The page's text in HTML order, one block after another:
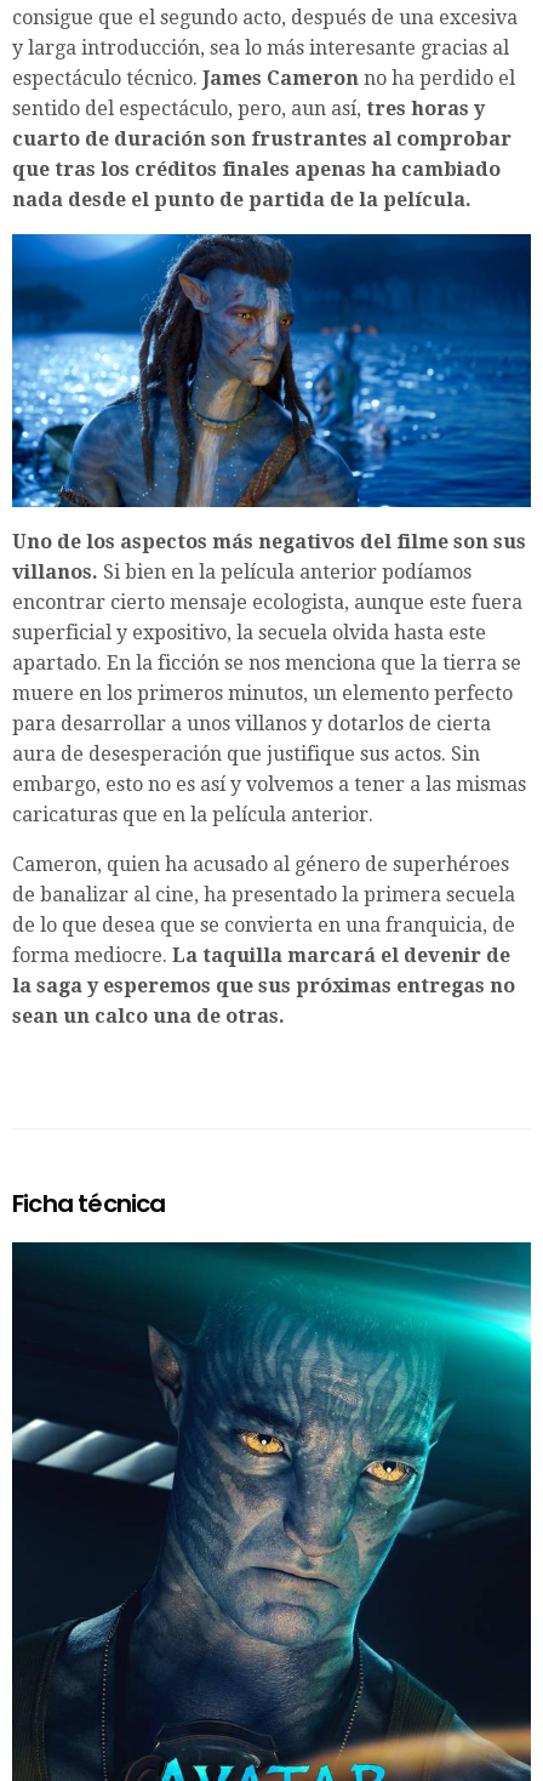
consigue que el segundo acto, después de una excesiva
y larga introducción, sea lo más interesante gracias al
espectáculo técnico. James Cameron no ha perdido el
sentido del espectáculo, pero, aun así, tres horas y
cuarto de duración son frustrantes al comprobar
que tras los créditos finales apenas ha cambiado
nada desde el punto de partida de la película.
Uno de los aspectos más negativos del filme son sus
villanos. Si bien en la película anterior podíamos
encontrar cierto mensaje ecologista, aunque este fuera
superficial y expositivo, la secuela olvida hasta este
apartado. En la ficción se nos menciona que la tierra se
muere en los primeros minutos, un elemento perfecto
para desarrollar a unos villanos y dotarlos de cierta
aura de desesperación que justifique sus actos. Sin
embargo, esto no es así y volvemos a tener a las mismas
caricaturas que en la película anterior.
Cameron, quien ha acusado al género de superhéroes
de banalizar al cine, ha presentado la primera secuela
de lo que desea que se convierta en una franquicia, de
forma mediocre. La taquilla marcará el devenir de
la saga y esperemos que sus próximas entregas no
sean un calco una de otras.
Ficha técnica